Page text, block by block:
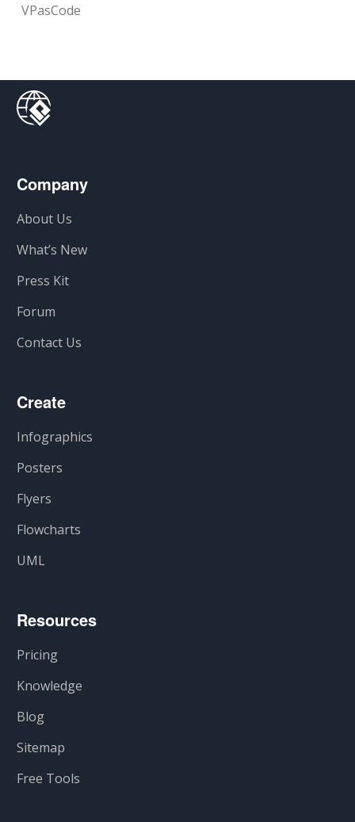
VPasCode
Company
About Us
What’s New
Press Kit
Forum
Contact Us
Create
Infographics
Posters
Flyers
Flowcharts
UML
Resources
Pricing
Knowledge
Blog
Sitemap
Free Tools